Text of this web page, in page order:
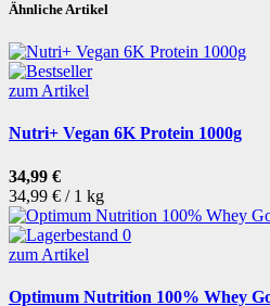
Ähnliche Artikel
zum Artikel
Nutri+ Vegan 6K Protein 1000g
34,99 €
34,99 € / 1 kg
zum Artikel
Optimum Nutrition 100% Whey